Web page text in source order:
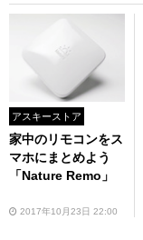
アスキーストア
家中のリモコンをス
マホにまとめよう
「Nature Remo」
2017年10月23日 22:00